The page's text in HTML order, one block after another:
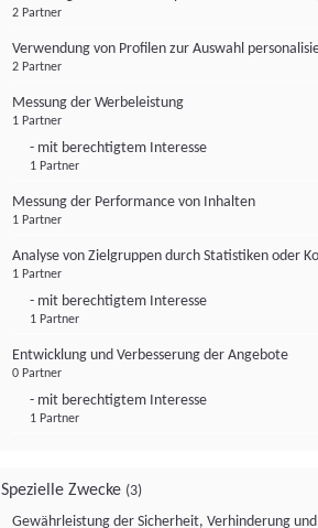
2 Partner
Verwendung von Profilen zur Auswahl
2 Partner
Messung der Werbeleistung
1 Partner
- mit berechtigtem Interesse
1 Partner
Messung der Performance von Inhalten
1 Partner
Analyse von Zielgruppen durch Statistiken oder
1 Partner
- mit berechtigtem Interesse
1 Partner
Entwicklung und Verbesserung der Angebote
0 Partner
- mit berechtigtem Interesse
1 Partner
Spezielle Zwecke (3)
Gewährleistung der Sicherheit, Verhinderung